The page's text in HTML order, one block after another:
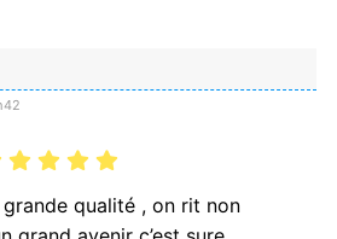
grande qualité , on rit non